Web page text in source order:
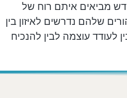
שנולדו ב 19 לחודש מביאים איתם רוח של
שלהם נדרשים לאיזון בין
לעודד עוצמה לבין להנכיח